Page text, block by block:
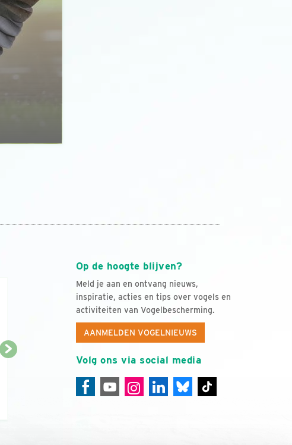
Op de hoogte blijven?
Meld je aan en ontvang nieuws,
inspiratie, acties en tips over vogels en
activiteiten van Vogelbescherming.
AANMELDEN VOGELNIEUWS
Volg ons via social media